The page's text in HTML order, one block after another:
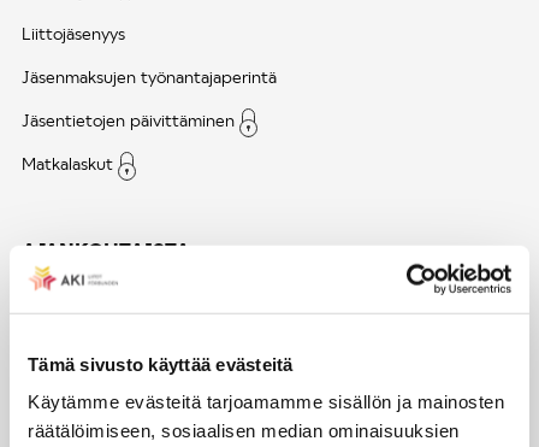
Tämä sivusto käyttää evästeitä
Käytämme evästeitä tarjoamamme sisällön ja mainosten
räätälöimiseen, sosiaalisen median ominaisuuksien
Liittojäsenyys
Jäsenmaksujen työnantajaperintä
Jäsentietojen päivittäminen
Matkalaskut
AJANKOHTAISTA
Crux-lehti